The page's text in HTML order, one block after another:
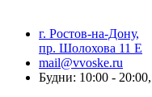
г. Ростов-на-Дону,
пр. Шолохова 11 Е
mail@vvoske.ru
Будни: 10:00 -